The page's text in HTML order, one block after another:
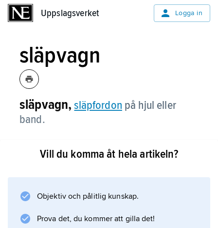
Uppslagsverket Logga in
släpvagn
släpvagn, släpfordon på hjul eller
band.
Vill du komma åt hela artikeln?
Objektiv och pålitlig kunskap.
Prova det, du kommer att gilla det!